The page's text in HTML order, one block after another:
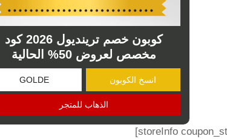
كوبون خصم ترينديول 2026 كود
مخصص لعروض 50% الحالية
انسخ الكوبون
الذهاب للمتجر